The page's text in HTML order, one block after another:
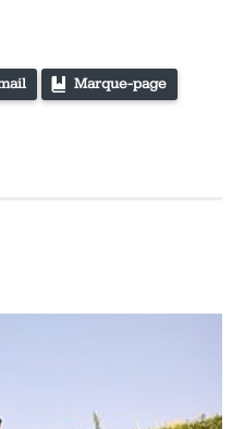
Marque-page